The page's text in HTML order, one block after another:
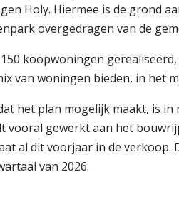
Holy. Hiermee is de grond
overgedragen van de
koopwoningen
van woningen bieden, in het
het plan mogelijk maakt, is
vooral gewerkt aan het
al dit voorjaar in de verkoop.
van 2026.